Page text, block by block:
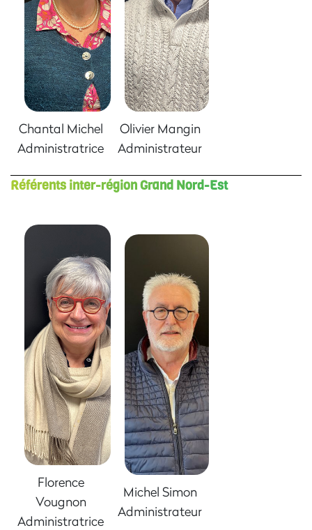
Chantal Michel
Administratrice
Olivier Mangin
Administrateur
Référents inter-région Grand Nord-Est
Florence
Vougnon
Administratrice
Michel Simon
Administrateur